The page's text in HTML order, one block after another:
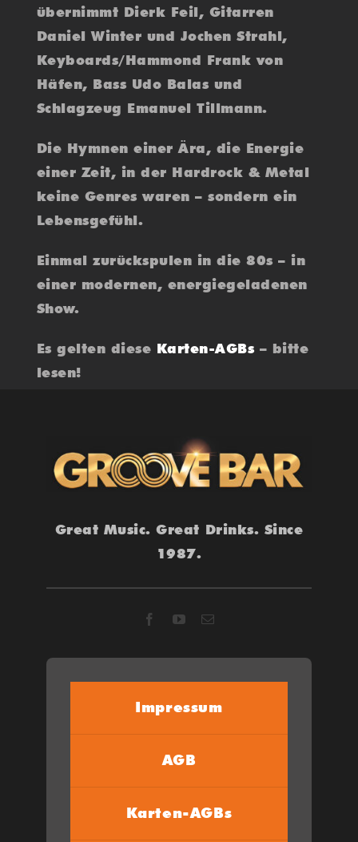
übernimmt Dierk Feil, Gitarren
Daniel Winter und Jochen Strahl,
Keyboards/Hammond Frank von
Häfen, Bass Udo Balas und
Schlagzeug Emanuel Tillmann.
Die Hymnen einer Ära, die Energie
einer Zeit, in der Hardrock & Metal
keine Genres waren – sondern ein
Lebensgefühl.
Einmal zurückspulen in die 80s – in
einer modernen, energiegeladenen
Show.
Es gelten diese Karten-AGBs – bitte
lesen!
Great Music. Great Drinks. Since
1987.
Impressum
AGB
Karten-AGBs